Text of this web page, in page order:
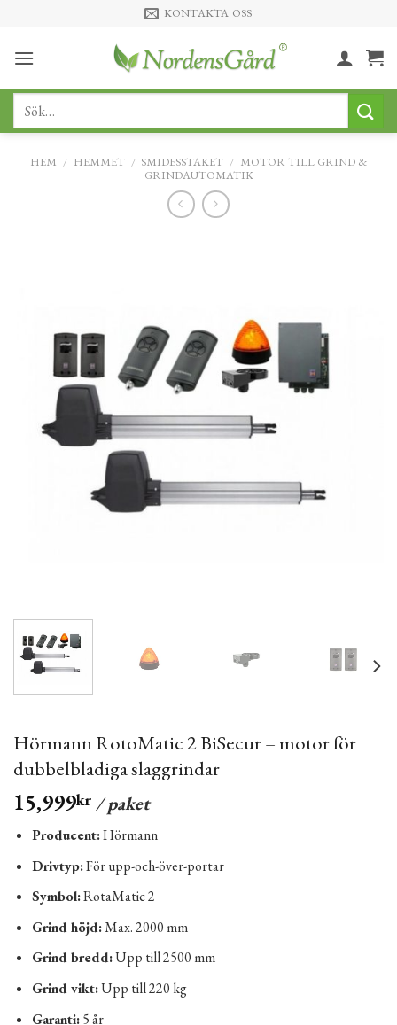
content
KONTAKTA OSS
Sök
HEM / HEMMET / SMIDESSTAKET / MOTOR TILL GRIND &
GRINDAUTOMATIK
Hörmann RotoMatic 2 BiSecur – motor för
dubbelbladiga slaggrindar
15,999kr / paket
Producent:Hörmann
Drivtyp:För upp-och-över-portar
Symbol:RotaMatic 2
Grind höjd:Max. 2000 mm
Grind bredd:Upp till 2500 mm
Grind vikt:Upp till 220 kg
Garanti:5 år